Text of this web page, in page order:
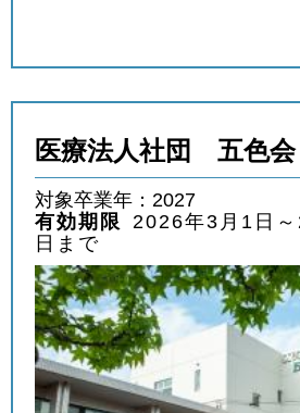
医療法人社団 五色会
対象卒業年：2027
有効期限
2026年3月1日
日まで